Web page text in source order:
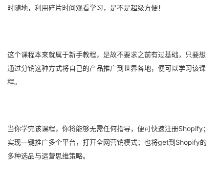
时随地，利用碎片时间观看学习，是不是超级方便！
这个课程本来就属于新手教程，是故不要求之前有过基础，只要想
通过分销这种方式将自己的产品推广到世界各地，便可以学习该课
程。
当你学完该课程，你将能够无需任何指导，便可快速注册Shopify；
实现一键推广多个平台，打开全网营销模式；也将get到Shopify的
多种选品与运营思维策略。